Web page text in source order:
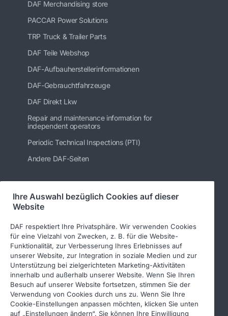
DAF Merchandising store
PACCAR Power Solutions
TRP Truck & Trailer Parts
DAF Teile Webshop
DAF-Aufbauherstellerinformationen
DAF-Gebrauchtfahrzeuge
DAF Direkt Lkw
Repair and maintenance information for
independent operators
Periodic Technical Inspections (PTI)
Andere DAF-Seiten
Folgen Sie uns
© 2026 DAF
Rechtlicher Hinweis
Ihre Auswahl bezüglich Cookies auf dieser
Website
DAF respektiert Ihre Privatsphäre. Wir verwenden Cookies
für eine Vielzahl von Zwecken, z. B. für die Website-
Funktionalität, zur Verbesserung Ihres Erlebnisses auf
unserer Website, zur Integration in soziale Medien und zur
Unterstützung bei zielgerichteten Marketing-Aktivitäten
innerhalb und außerhalb unserer Website. Wenn Sie Ihren
Besuch auf unserer Website fortsetzen, stimmen Sie der
Verwendung von Cookies durch uns zu. Wenn Sie Ihre
Cookie-Einstellungen anpassen möchten, klicken Sie unten
auf „Einstellungen ändern“. Sie können Ihre Einwilligung